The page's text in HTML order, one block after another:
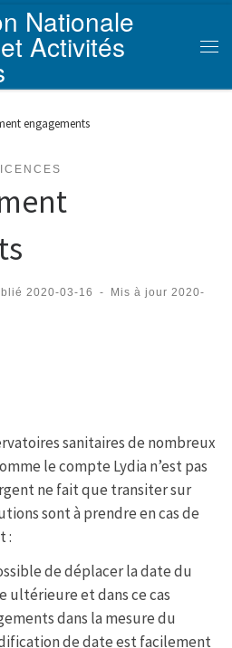
Nationale
Activités
engagements
2020-03-16 - Mis à jour 2020-
sanitaires de nombreux
le compte Lydia n’est pas
ne fait que transiter sur
sont à prendre en cas de
:
de déplacer la date du
ultérieure et dans ce cas
dans la mesure du
de date est facilement